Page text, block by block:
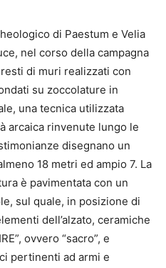
di Paestum e Velia
nel corso della campagna
di muri realizzati con
su zoccolature in
una tecnica utilizzata
arcaica rinvenute lungo le
disegnano un
18 metri ed ampio 7. La
è pavimentata con un
sul quale, in posizione di
dell’alzato, ceramiche
ovvero “sacro”, e
pertinenti ad armi e